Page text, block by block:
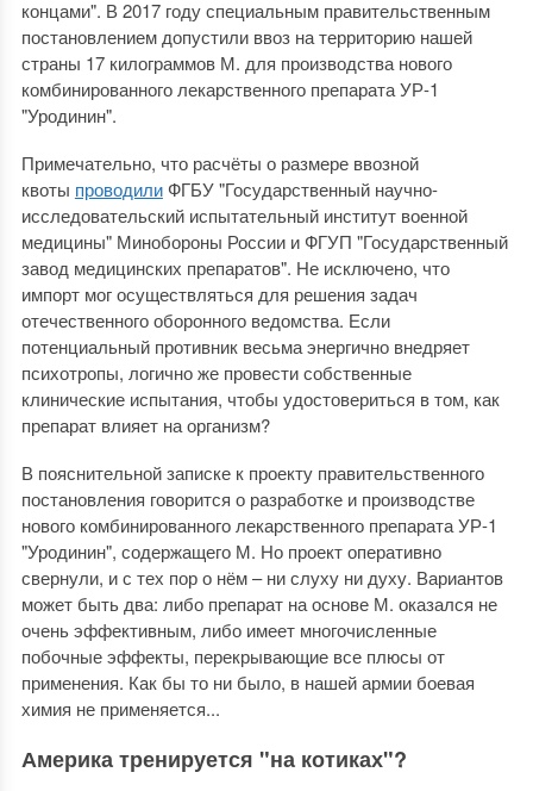
концами". В 2017 году специальным правительственным
постановлением допустили ввоз на территорию нашей
страны 17 килограммов М. для производства нового
комбинированного лекарственного препарата ‎УР-1
"Уродинин".
Примечательно, что расчёты о размере ввозной
квоты проводилиФГБУ "Государственный научно-
исследовательский испытательный институт военной
медицины" Минобороны России и ФГУП "Государственный
завод медицинских препаратов". Не исключено, что
импорт мог осуществляться для решения задач
отечественного оборонного ведомства. Если
потенциальный противник весьма энергично внедряет
психотропы, логично же провести собственные
клинические испытания, чтобы удостовериться в том, как
препарат влияет на организм?
В пояснительной записке к проекту правительственного
постановления говорится о разработке и производстве
нового комбинированного лекарственного препарата УР-1
"Уродинин", содержащего М. Но проект оперативно
свернули, и с тех пор о нём – ни слуху ни духу. Вариантов
может быть два: либо препарат на основе М. оказался не
очень эффективным, либо имеет многочисленные
побочные эффекты, перекрывающие все плюсы от
применения. Как бы то ни было, в нашей армии боевая
химия не применяется...
Америка тренируется "на котиках"?